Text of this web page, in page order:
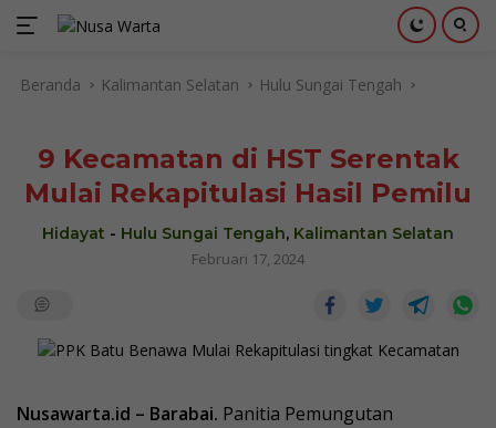
Beranda Kalimantan Selatan Hulu Sungai Tengah
9 Kecamatan di HST Serentak
Mulai Rekapitulasi Hasil Pemilu
Hidayat - Hulu Sungai Tengah, Kalimantan Selatan
Februari 17, 2024
Nusawarta.id – Barabai. Panitia Pemungutan